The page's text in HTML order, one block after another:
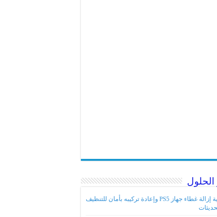
الحلول
كيفية إزالة غطاء جهاز PS5 وإعادة تركيبه بأمان للتنظيف